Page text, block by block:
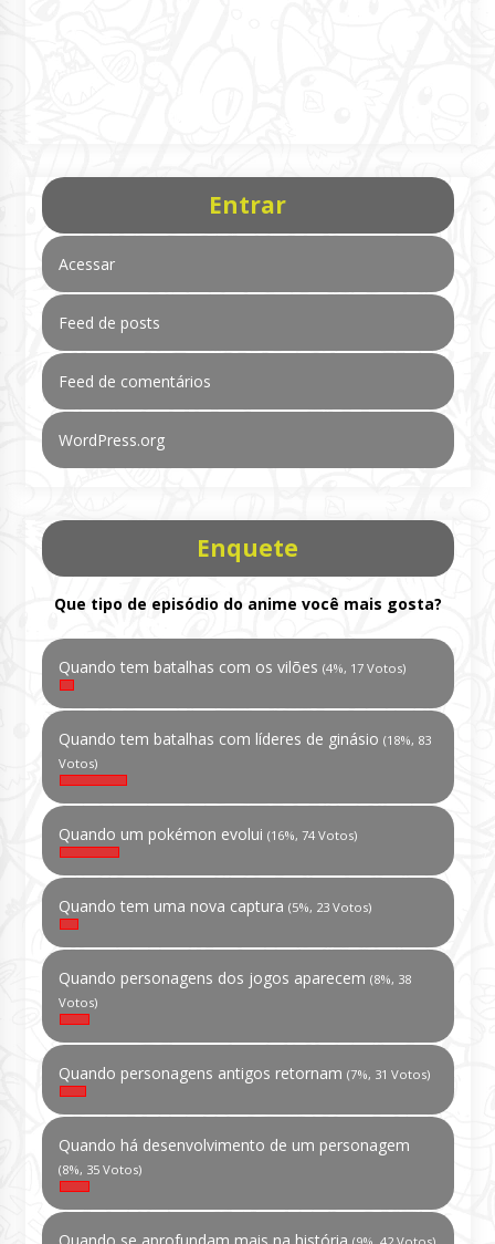
Entrar
Acessar
Feed de posts
Feed de comentários
WordPress.org
Enquete
Que tipo de episódio do anime você mais gosta?
Quando tem batalhas com os vilões (4%, 17 Votos)
Quando tem batalhas com líderes de ginásio (18%, 83
Votos)
Quando um pokémon evolui (16%, 74 Votos)
Quando tem uma nova captura (5%, 23 Votos)
Quando personagens dos jogos aparecem (8%, 38
Votos)
Quando personagens antigos retornam (7%, 31 Votos)
Quando há desenvolvimento de um personagem
(8%, 35 Votos)